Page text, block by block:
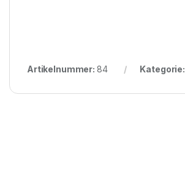
Artikelnummer: 84 Kategorie: